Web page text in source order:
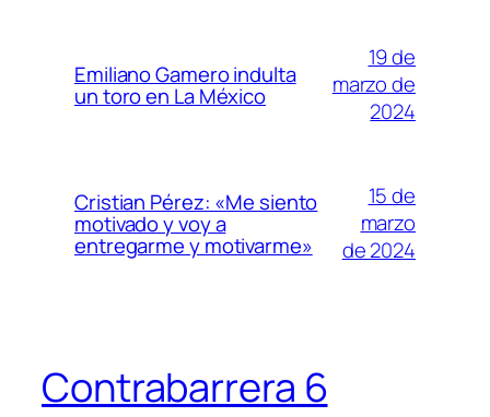
Emiliano Gamero indulta
un toro en La México
19 de
marzo de
2024
Cristian Pérez: «Me siento
motivado y voy a
entregarme y motivarme»
15 de
marzo
de 2024
Contrabarrera 6